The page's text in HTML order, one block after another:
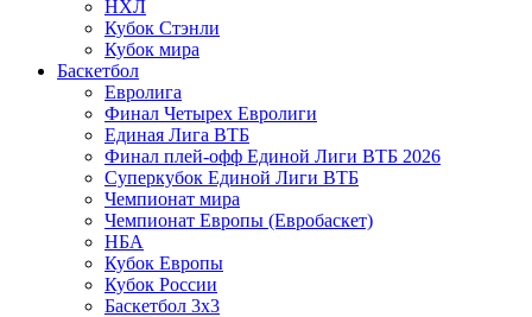
НХЛ
Кубок Стэнли
Кубок мира
Баскетбол
Евролига
Финал Четырех Евролиги
Единая Лига ВТБ
Финал плей-офф Единой Лиги ВТБ 2026
Суперкубок Единой Лиги ВТБ
Чемпионат мира
Чемпионат Европы (Евробаскет)
НБА
Кубок Европы
Кубок России
Баскетбол 3х3